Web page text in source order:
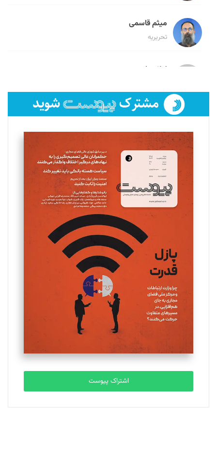
میثم قاسمی
تحریریه
لیلا حنارود
فائزه فتحی رستمی
تحریریه
سروش کرمیان
تحریریه
مینا پاکدل
یسنا امان‌پور
تحریریه
ملینا جعفری
تحریریه
مصطفی مسجدی آرانی
تحریریه
بابک نقاش
تحریریه
اشتراک پیوست